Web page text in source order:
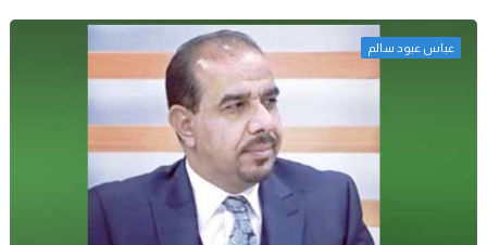
عباس عبود سالم